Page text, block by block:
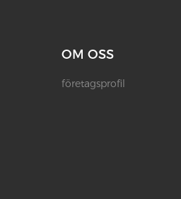
OM OSS
företagsprofil